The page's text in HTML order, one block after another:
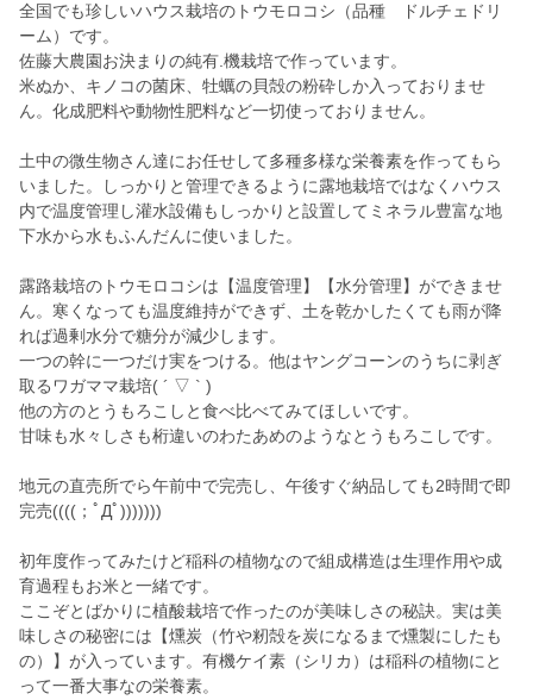
全国でも珍しいハウス栽培のトウモロコシ（品種 ドルチェドリ
ーム）です。
佐藤大農園お決まりの純有.機栽培で作っています。
米ぬか、キノコの菌床、牡蠣の貝殻の粉砕しか入っておりませ
ん。化成肥料や動物性肥料など一切使っておりません。
土中の微生物さん達にお任せして多種多様な栄養素を作ってもら
いました。しっかりと管理できるように露地栽培ではなくハウス
内で温度管理し灌水設備もしっかりと設置してミネラル豊富な地
下水から水もふんだんに使いました。
露路栽培のトウモロコシは【温度管理】【水分管理】ができませ
ん。寒くなっても温度維持ができず、土を乾かしたくても雨が降
れば過剰水分で糖分が減少します。
一つの幹に一つだけ実をつける。他はヤングコーンのうちに剥ぎ
取るワガママ栽培( ´ ▽ ` )
他の方のとうもろこしと食べ比べてみてほしいです。
甘味も水々しさも桁違いのわたあめのようなとうもろこしです。
地元の直売所でら午前中で完売し、午後すぐ納品しても2時間で即
完売((((；ﾟДﾟ)))))))
初年度作ってみたけど稲科の植物なので組成構造は生理作用や成
育過程もお米と一緒です。
ここぞとばかりに植酸栽培で作ったのが美味しさの秘訣。実は美
味しさの秘密には【燻炭（竹や籾殻を炭になるまで燻製にしたも
の）】が入っています。有機ケイ素（シリカ）は稲科の植物にと
って一番大事なの栄養素。